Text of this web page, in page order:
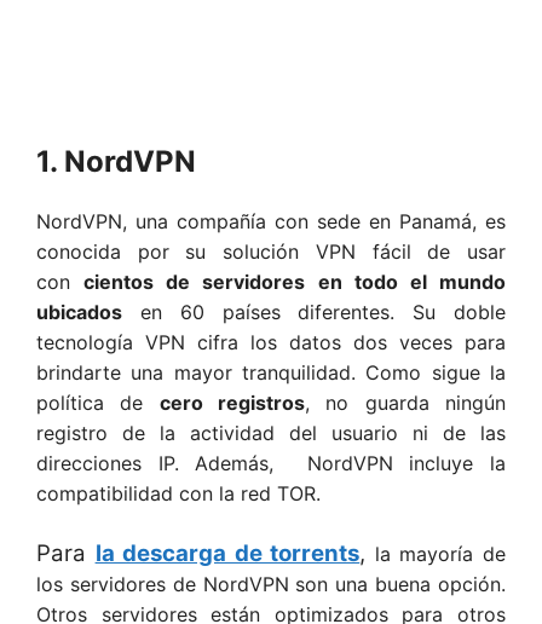
1. NordVPN
NordVPN, una compañía con sede en Panamá, es
conocida por su solución VPN fácil de usar
concientos de servidores en todo el mundo
ubicados en 60 países diferentes. Su doble
tecnología VPN cifra los datos dos veces para
brindarte una mayor tranquilidad. Como sigue la
política de cero registros, no guarda ningún
registro de la actividad del usuario ni de las
direcciones IP. Además, NordVPN incluye la
compatibilidad con la red TOR.
Para la descarga de torrents, la mayoría de
los servidores de NordVPN son una buena opción.
Otros servidores están optimizados para otros